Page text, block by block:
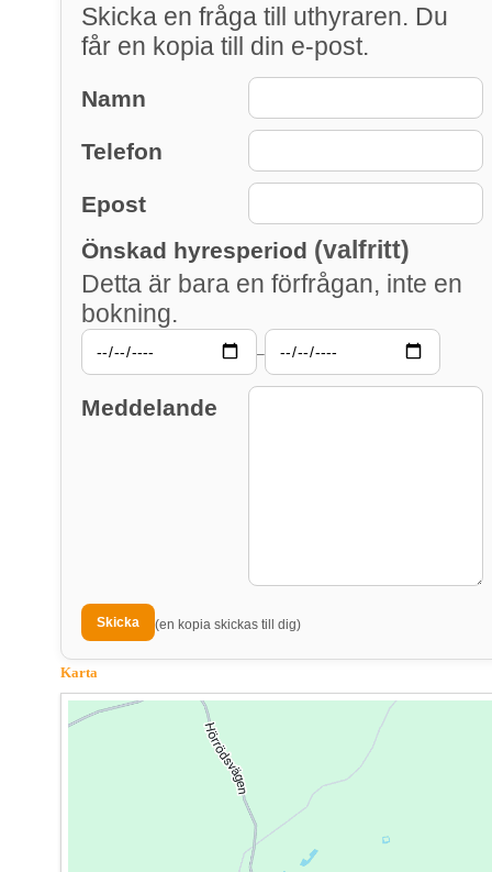
Skicka en fråga till uthyraren. Du
får en kopia till din e-post.
Namn
Telefon
Epost
Önskad hyresperiod (valfritt)
Detta är bara en förfrågan, inte en
bokning.
–
Meddelande
(en kopia skickas till dig)
Karta